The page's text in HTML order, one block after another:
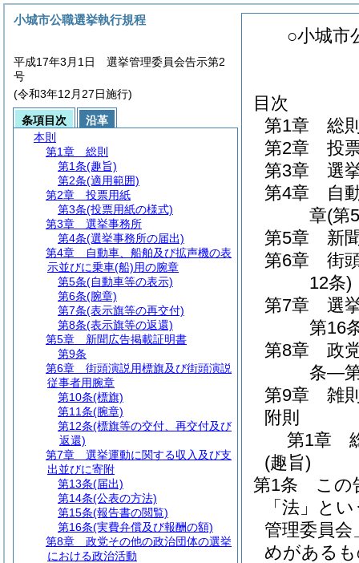
○小城市
目次
第1章
総
第2章
投
第3章
選
第4章
自
章(第
第5章
新
第6章
街
12条)
第7章
選
第16
第8章
政
条―
第9章
雑
附則
第1章
(趣旨)
第1条
この
「法」と
管理委員
めがある
小城市公職選挙執行規程
平成17年3月1日 選挙管理委員会告示第2
号
(令和3年12月27日施行)
条項目次
沿革
本則
第1章
総則
第1条(趣旨)
第2条(適用範囲)
第2章
投票用紙
第3条(投票用紙の様式)
第3章
選挙事務所
第4条(選挙事務所の届出)
第4章
自動車、船舶及び拡声機の表
示並びに乗車(船)用の腕章
第5条(自動車等の表示)
第6条(腕章)
第7条(表示旗等の再交付)
第8条(表示旗等の返還)
第5章
新聞広告掲載証明書
第9条
第6章
街頭演説用標旗及び街頭演説
従事者用腕章
第10条(標旗)
第11条(腕章)
第12条(標旗等の交付、再交付及び
返還)
第7章
選挙運動に関する収入及び支
出並びに寄附
第13条(届出)
第14条(公表の方法)
第15条(報告書の閲覧)
第16条(実費弁償及び報酬の額)
第8章
政党その他の政治団体の選挙
における政治活動